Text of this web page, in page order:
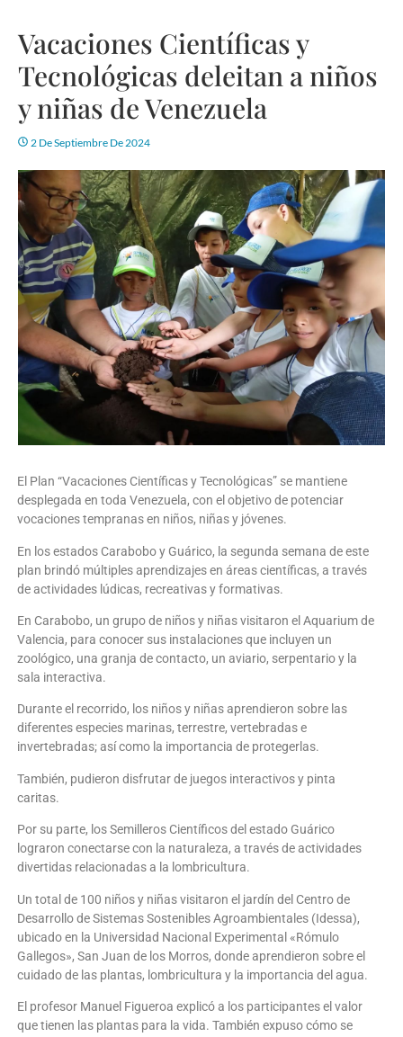
Vacaciones Científicas y
Tecnológicas deleitan a niños
y niñas de Venezuela
2 De Septiembre De 2024
El Plan “Vacaciones Científicas y Tecnológicas” se mantiene
desplegada en toda Venezuela, con el objetivo de potenciar
vocaciones tempranas en niños, niñas y jóvenes.
En los estados Carabobo y Guárico, la segunda semana de este
plan brindó múltiples aprendizajes en áreas científicas, a través
de actividades lúdicas, recreativas y formativas.
En Carabobo, un grupo de niños y niñas visitaron el Aquarium de
Valencia, para conocer sus instalaciones que incluyen un
zoológico, una granja de contacto, un aviario, serpentario y la
sala interactiva.
Durante el recorrido, los niños y niñas aprendieron sobre las
diferentes especies marinas, terrestre, vertebradas e
invertebradas; así como la importancia de protegerlas.
También, pudieron disfrutar de juegos interactivos y pinta
caritas.
Por su parte, los Semilleros Científicos del estado Guárico
lograron conectarse con la naturaleza, a través de actividades
divertidas relacionadas a la lombricultura.
Un total de 100 niños y niñas visitaron el jardín del Centro de
Desarrollo de Sistemas Sostenibles Agroambientales (Idessa),
ubicado en la Universidad Nacional Experimental «Rómulo
Gallegos», San Juan de los Morros, donde aprendieron sobre el
cuidado de las plantas, lombricultura y la importancia del agua.
El profesor Manuel Figueroa explicó a los participantes el valor
que tienen las plantas para la vida. También expuso cómo se